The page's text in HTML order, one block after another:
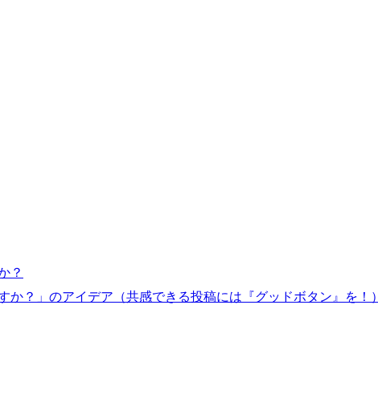
？
か？」のアイデア（共感できる投稿には『グッドボタン』を！）